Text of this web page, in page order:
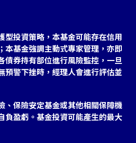
型投資策略，本基金可能存在信用
本基金強調主動式專家管理，亦即
債券持有部位進行風險監控，一旦
預警下挫時，經理人會進行評估並
、保險安定基金或其他相關保障機
負盈虧。基金投資可能產生的最大